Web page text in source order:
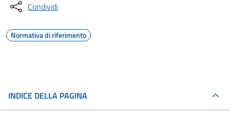
Condividi
Normativa di riferimento
INDICE DELLA PAGINA